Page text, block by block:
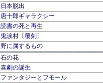
日本脱出
唐十郎ギャラクシー
読書の死と再生
鬼涙村〔覆刻〕
野に属するもの
石の花
喜劇の誕生
ファンタジーとフモール